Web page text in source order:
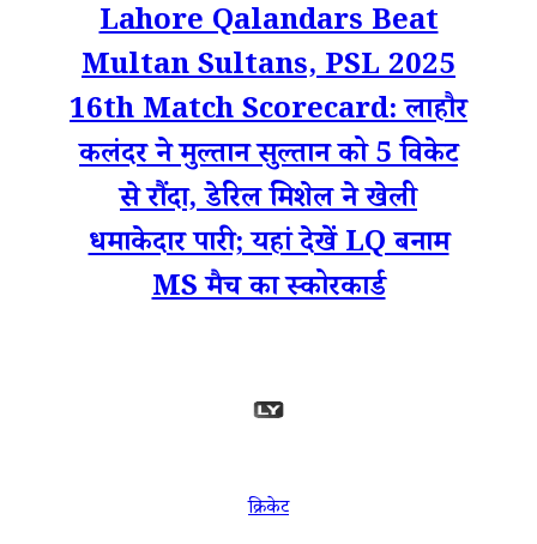
Lahore Qalandars Beat
Multan Sultans, PSL 2025
16th Match Scorecard: लाहौर
कलंदर ने मुल्तान सुल्तान को 5 विकेट
से रौंदा, डेरिल मिशेल ने खेली
धमाकेदार पारी; यहां देखें LQ बनाम
MS मैच का स्कोरकार्ड
क्रिकेट